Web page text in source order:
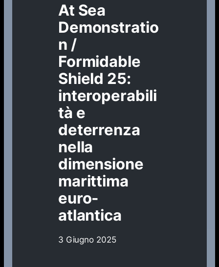
At Sea
Demonstratio
n /
Formidable
Shield 25:
interoperabili
tà e
deterrenza
nella
dimensione
marittima
euro-
atlantica
3 Giugno 2025